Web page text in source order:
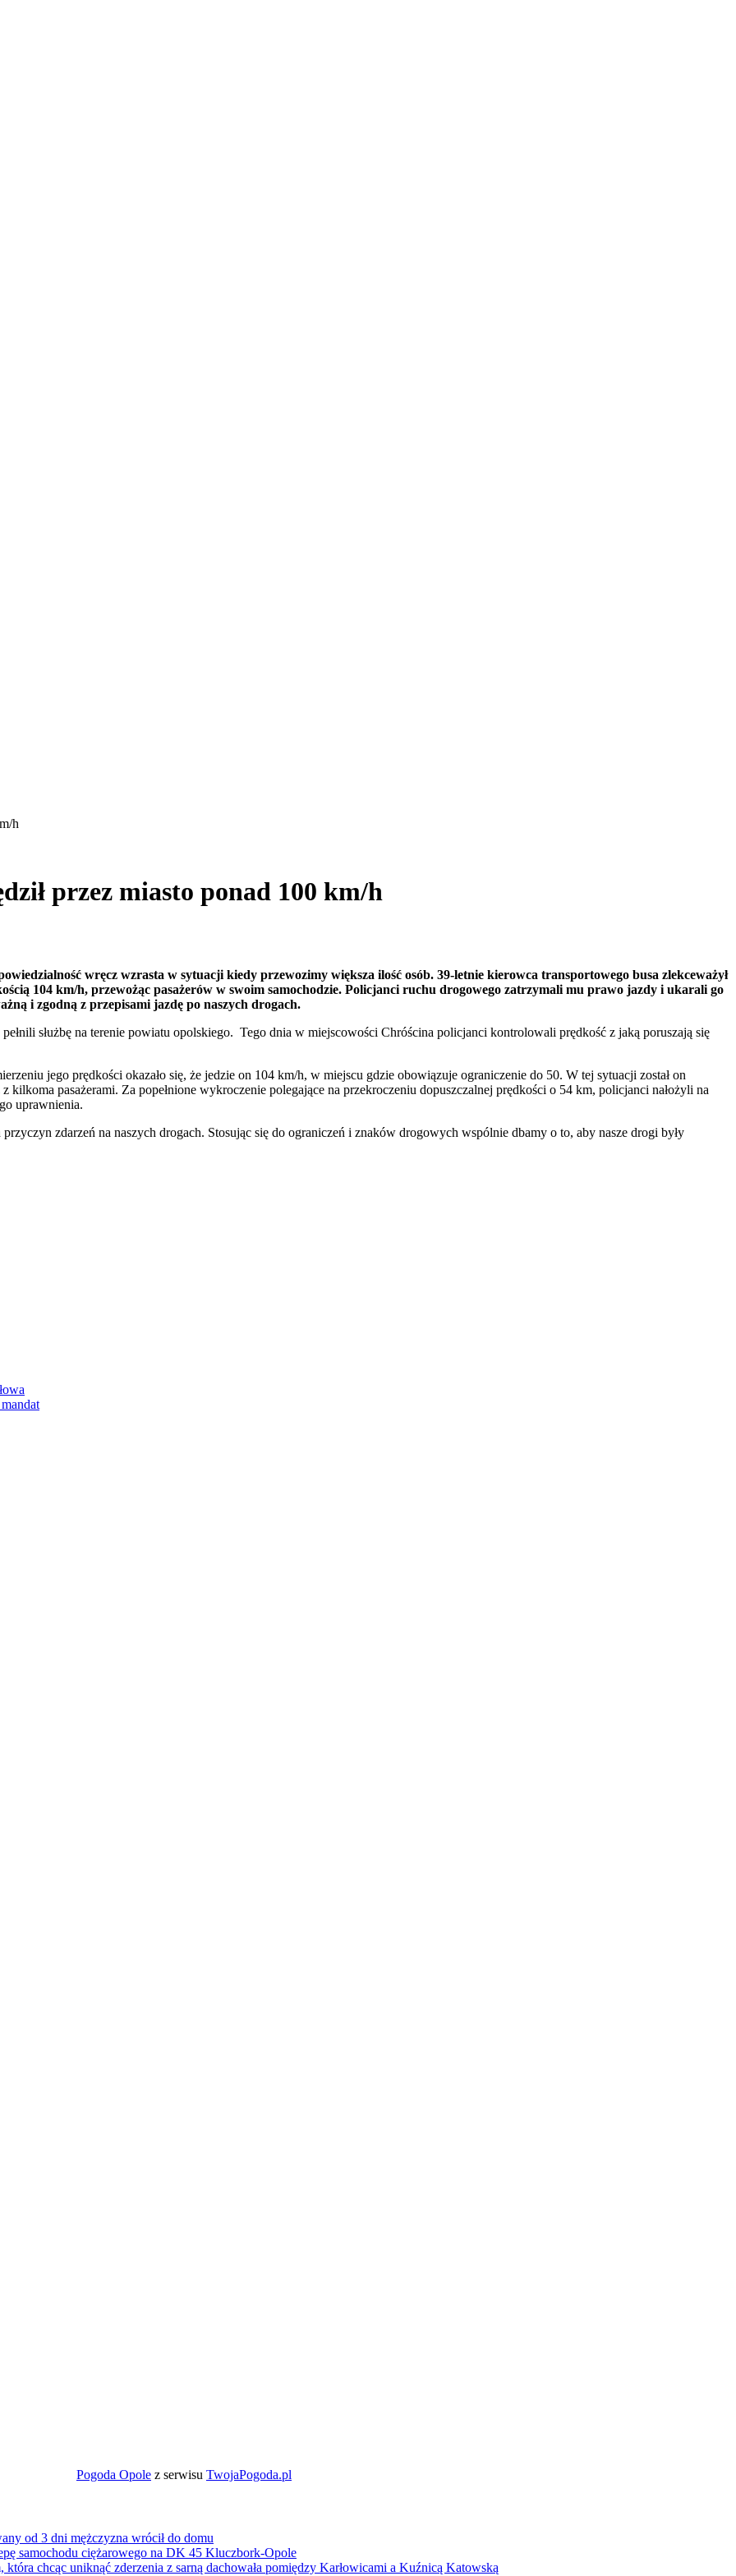
h
przez miasto ponad 100 km/h
wręcz wzrasta w sytuacji kiedy przewozimy większa ilość osób. 39-letnie kierowca transportowego busa zlekceważył
104 km/h, przewożąc pasażerów w swoim samochodzie. Policjanci ruchu drogowego zatrzymali mu prawo jazdy i ukarali go
i zgodną z przepisami jazdę po naszych drogach.
służbę na terenie powiatu opolskiego. Tego dnia w miejscowości Chróścina policjanci kontrolowali prędkość z jaką poruszają się
jego prędkości okazało się, że jedzie on 104 km/h, w miejscu gdzie obowiązuje ograniczenie do 50. W tej sytuacji został on
pasażerami. Za popełnione wykroczenie polegające na przekroczeniu dopuszczalnej prędkości o 54 km, policjanci nałożyli na
uprawnienia.
zdarzeń na naszych drogach. Stosując się do ograniczeń i znaków drogowych wspólnie dbamy o to, aby nasze drogi były
Pogoda Opole z serwisu TwojaPogoda.pl
od 3 dni mężczyzna wrócił do domu
samochodu ciężarowego na DK 45 Kluczbork-Opole
chcąc uniknąć zderzenia z sarną dachowała pomiędzy Karłowicami a Kuźnicą Katowską